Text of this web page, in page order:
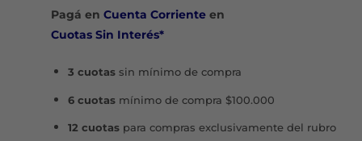
Pagá en Cuenta Corrienteen
Cuotas Sin Interés*
3 cuotassin mínimo de compra
6 cuotasmínimo de compra $100.000
12 cuotaspara compras exclusivamente del rubro